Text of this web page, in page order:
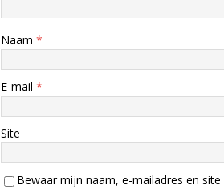
Naam *
E-mail *
Site
Bewaar mijn naam, e-mailadres en